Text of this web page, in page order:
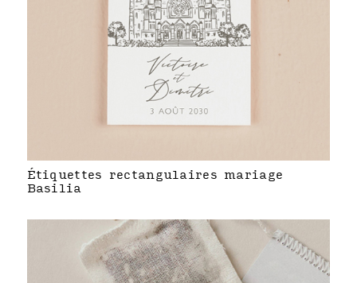
Étiquettes rectangulaires mariage
Basilia